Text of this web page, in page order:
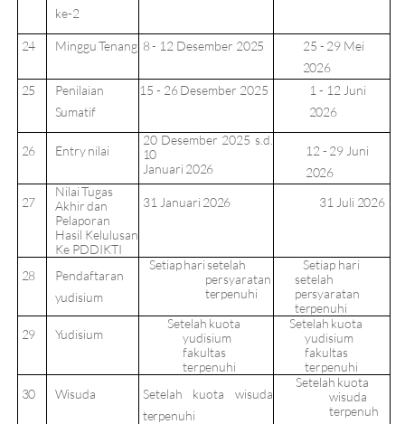
ke-2
24 MingguTenang 8- 12 Desember 2025 25 - 29 Mei
2026
25
Penilaian
Sumatif
15 - 26Desember 2025 1 - 12 Juni
2026
26 Entry nilai
20 Desember 2025 s.d.
10
Januari 2026
12 - 29 Juni
2026
27
NilaiTugas
Akhirdan
Pelaporan
Hasil Kelulusan
Ke PDDIKTI
31 Januari 2026 31 Juli 2026
28
Pendaftaran
yudisium
Setiaphari setelah
persyaratan
terpenuhi
Setiap hari
setelah
persyaratan
terpenuhi
29
Yudisium
Setelah kuota
yudisium
fakultas
terpenuhi
Setelah kuota
yudisium
fakultas
terpenuhi
30
Wisuda Setelah kuota
wisuda
terpenuhi
Setelah kuota
wisuda
terpenuh